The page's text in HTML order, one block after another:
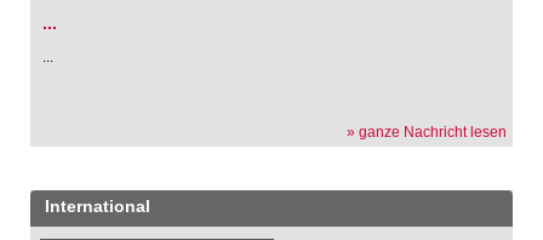
...
...
» ganze Nachricht lesen
International